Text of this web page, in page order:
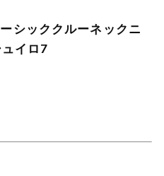
シッククルーネックニ
イロ7